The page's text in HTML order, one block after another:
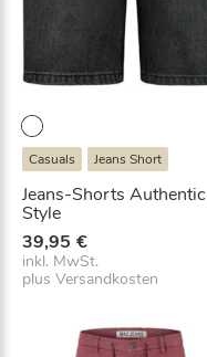
Casuals Jeans Short
Jeans-Shorts Authentic
Style
39,95 €
inkl. MwSt.
plus Versandkosten